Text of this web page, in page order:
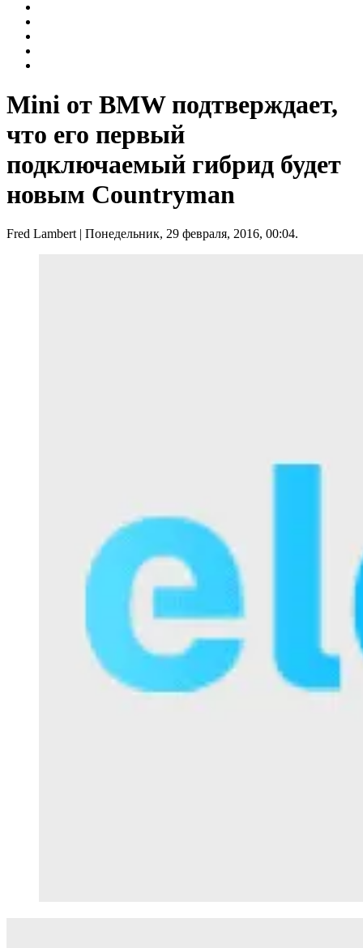
Mini от BMW подтверждает,
что его первый
подключаемый гибрид будет
новым Countryman
Fred Lambert| Понедельник, 29 февраля, 2016, 00:04.